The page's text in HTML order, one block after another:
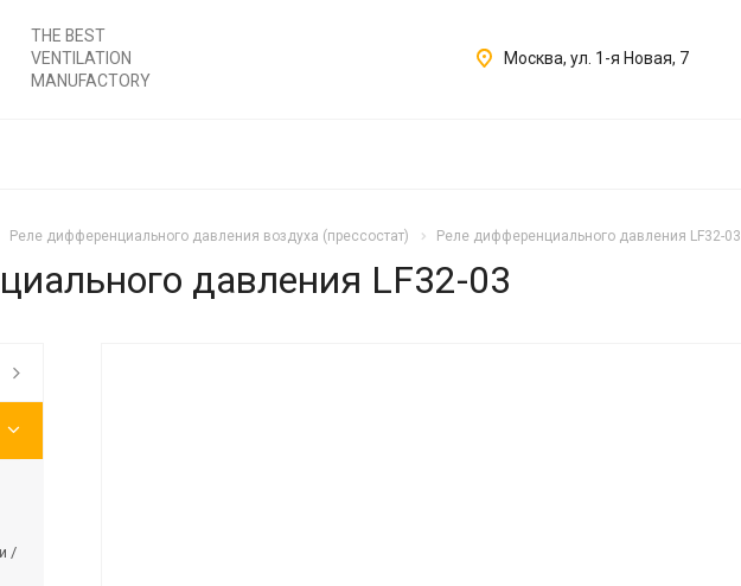
THE BEST
VENTILATION
MANUFACTORY
Москва, ул. 1-я Новая, 7
Реле дифференциального давления воздуха (прессостат) Реле дифференциального давления LF32-03
давления LF32-03
/